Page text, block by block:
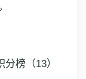
榜（13）